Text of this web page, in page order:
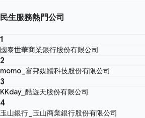
民生服務熱門公司
1
國泰世華商業銀行股份有限公司
2
momo_富邦媒體科技股份有限公司
3
KKday_酷遊天股份有限公司
4
玉山銀行_玉山商業銀行股份有限公司